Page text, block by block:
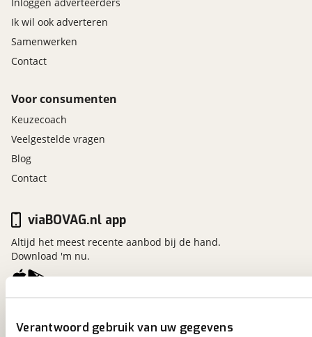
Verantwoord gebruik van uw gegevens
Inloggen adverteerders
Ik wil ook adverteren
Samenwerken
Contact
Voor consumenten
Keuzecoach
Veelgestelde vragen
Blog
Contact
Kosterijland15
viaBOVAG.nl app
Altijd het meest recente aanbod bij de hand.
Download 'm nu.